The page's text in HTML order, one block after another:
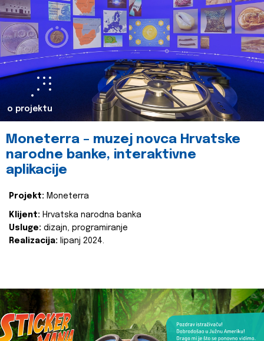
o projektu
Moneterra – muzej novca Hrvatske
narodne banke, interaktivne
aplikacije
Projekt: Moneterra
Klijent: Hrvatska narodna banka
Usluge: dizajn, programiranje
Realizacija: lipanj 2024.